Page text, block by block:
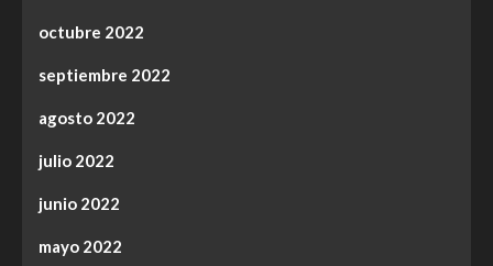
octubre 2022
septiembre 2022
agosto 2022
julio 2022
junio 2022
mayo 2022